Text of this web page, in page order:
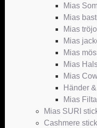
Mias
Mias
Mias
Mias
Mias
Mias
Mias
Händer
Mias
Mias SURI
Cashmere